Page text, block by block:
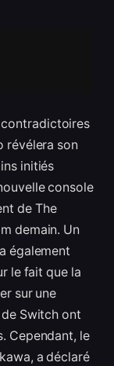
révélera son
initiés
console
de The
demain. Un
également
le fait que la
sur une
Switch ont
Cependant, le
a déclaré